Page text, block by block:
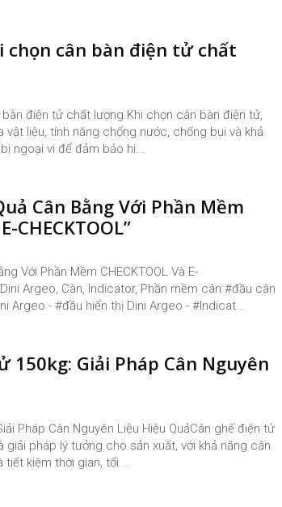
chọn cân bàn điện tử chất
điện tử chất lượng.Khi chọn cân bàn điện tử,
vật liệu, tính năng chống nước, chống bụi và khả
ngoại vi để đảm bảo hi...
Cân Bằng Với Phần Mềm
CHECKTOOL”
Với Phần Mềm CHECKTOOL Và E-
Argeo, Cân, Indicator, Phần mềm cân.#đầu cân
Argeo - #đầu hiển thị Dini Argeo - #Indicat...
150kg: Giải Pháp Cân Nguyên
Pháp Cân Nguyên Liệu Hiệu QuảCân ghế điện tử
giải pháp lý tưởng cho sản xuất, với khả năng cân
kiệm thời gian, tối ...